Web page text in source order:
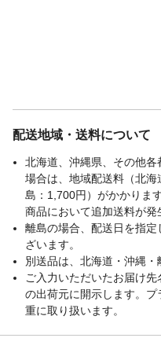
配送地域・送料について
北海道、沖縄県、その他
場合は、地域配送料（北
島：1,700円）がかかりま
商品において追加送料が発
離島の場合、配送日を指
ざいます。
別送品は、北海道・沖縄・
ご入力いただいたお届け
の出荷元に開示します。
重に取り扱います。